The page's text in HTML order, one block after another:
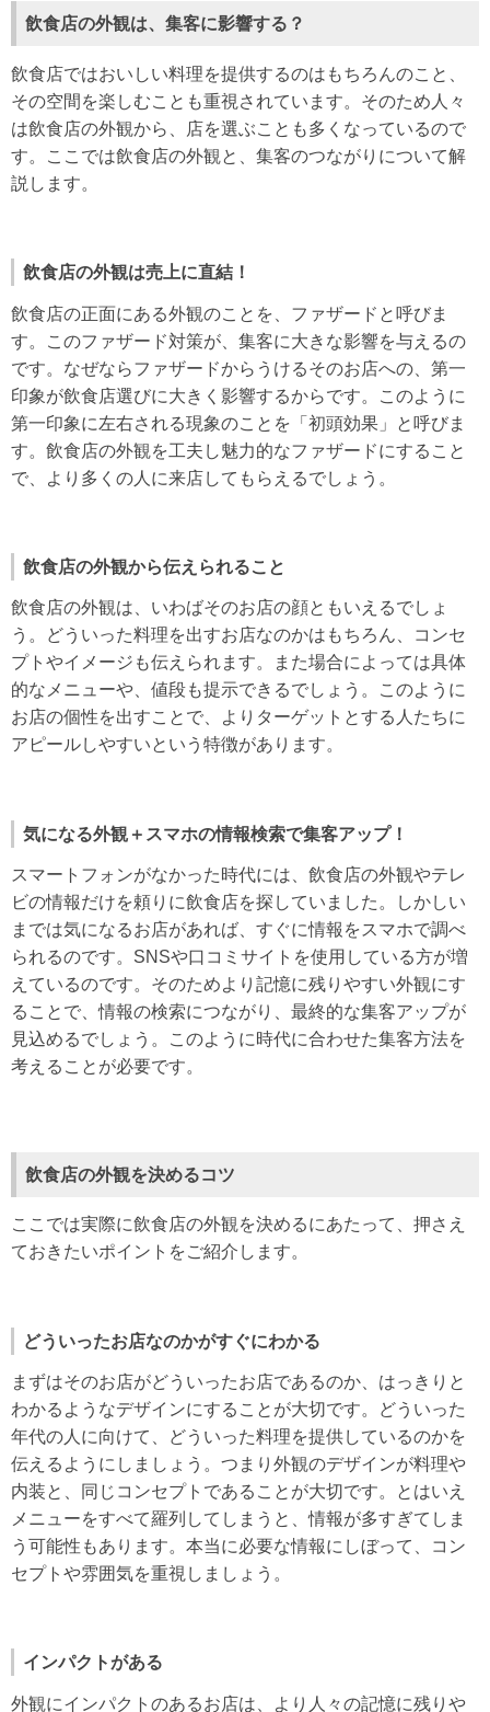
飲食店の外観は、集客に影響する？
飲食店ではおいしい料理を提供するのはもちろんのこと、
その空間を楽しむことも重視されています。そのため人々
は飲食店の外観から、店を選ぶことも多くなっているので
す。ここでは飲食店の外観と、集客のつながりについて解
説します。
飲食店の外観は売上に直結！
飲食店の正面にある外観のことを、ファザードと呼びま
す。このファザード対策が、集客に大きな影響を与えるの
です。なぜならファザードからうけるそのお店への、第一
印象が飲食店選びに大きく影響するからです。このように
第一印象に左右される現象のことを「初頭効果」と呼びま
す。飲食店の外観を工夫し魅力的なファザードにすること
で、より多くの人に来店してもらえるでしょう。
飲食店の外観から伝えられること
飲食店の外観は、いわばそのお店の顔ともいえるでしょ
う。どういった料理を出すお店なのかはもちろん、コンセ
プトやイメージも伝えられます。また場合によっては具体
的なメニューや、値段も提示できるでしょう。このように
お店の個性を出すことで、よりターゲットとする人たちに
アピールしやすいという特徴があります。
気になる外観＋スマホの情報検索で集客アップ！
スマートフォンがなかった時代には、飲食店の外観やテレ
ビの情報だけを頼りに飲食店を探していました。しかしい
までは気になるお店があれば、すぐに情報をスマホで調べ
られるのです。SNSや口コミサイトを使用している方が増
えているのです。そのためより記憶に残りやすい外観にす
ることで、情報の検索につながり、最終的な集客アップが
見込めるでしょう。このように時代に合わせた集客方法を
考えることが必要です。
飲食店の外観を決めるコツ
ここでは実際に飲食店の外観を決めるにあたって、押さえ
ておきたいポイントをご紹介します。
どういったお店なのかがすぐにわかる
まずはそのお店がどういったお店であるのか、はっきりと
わかるようなデザインにすることが大切です。どういった
年代の人に向けて、どういった料理を提供しているのかを
伝えるようにしましょう。つまり外観のデザインが料理や
内装と、同じコンセプトであることが大切です。とはいえ
メニューをすべて羅列してしまうと、情報が多すぎてしま
う可能性もあります。本当に必要な情報にしぼって、コン
セプトや雰囲気を重視しましょう。
インパクトがある
外観にインパクトのあるお店は、より人々の記憶に残りや